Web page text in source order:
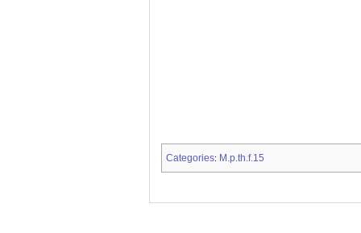
Categories: M.p.th.f.15